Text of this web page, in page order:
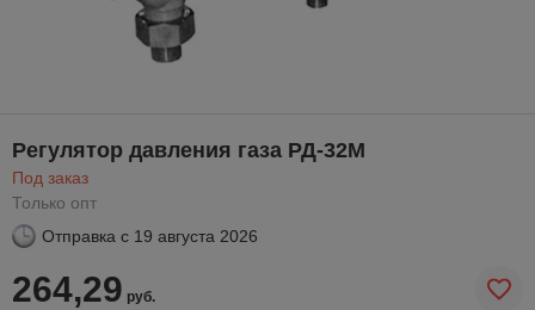
Регулятор давления газа РД-32М
Под заказ
Только опт
Отправка с 19 августа 2026
264,29 руб.